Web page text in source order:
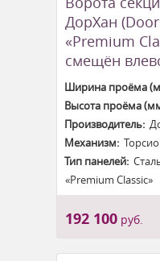
ДорХан
«Premium
смещён
Ширина проёма
Высота проёма
Производитель:
Механизм:
Тип панелей:
«Premium Classic»
192 100руб.